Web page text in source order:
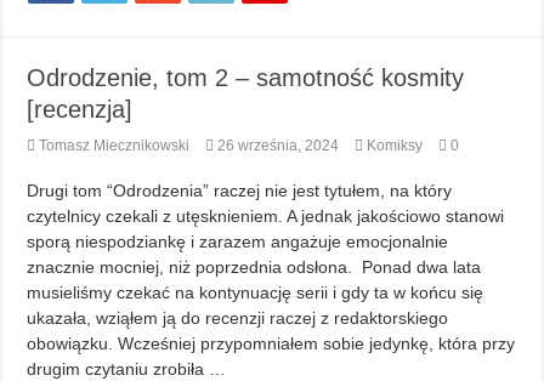
Odrodzenie, tom 2 – samotność kosmity
[recenzja]
Tomasz Miecznikowski 26 września, 2024 Komiksy 0
Drugi tom “Odrodzenia” raczej nie jest tytułem, na który
czytelnicy czekali z utęsknieniem. A jednak jakościowo stanowi
sporą niespodziankę i zarazem angażuje emocjonalnie
znacznie mocniej, niż poprzednia odsłona. Ponad dwa lata
musieliśmy czekać na kontynuację serii i gdy ta w końcu się
ukazała, wziąłem ją do recenzji raczej z redaktorskiego
obowiązku. Wcześniej przypomniałem sobie jedynkę, która przy
drugim czytaniu zrobiła …